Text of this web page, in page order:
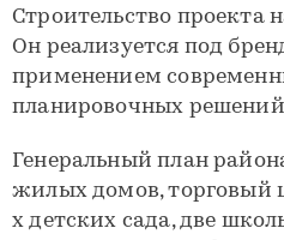
Строительство проекта
Он реализуется под
применением
планировочных
Генеральный план
жилых домов, торговый
х детских сада, две